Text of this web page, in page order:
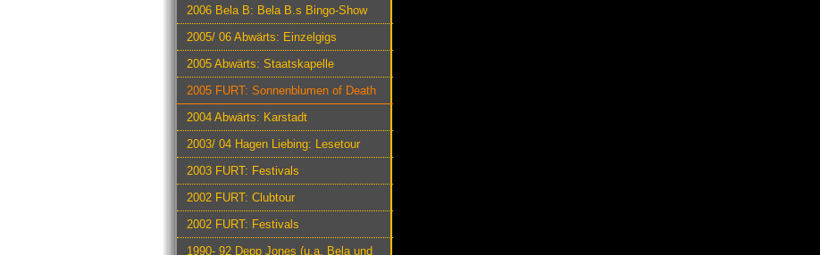
2006 Bela B: Bela B.s Bingo-Show
2005/ 06 Abwärts: Einzelgigs
2005 Abwärts: Staatskapelle
2005 FURT: Sonnenblumen of Death
2004 Abwärts: Karstadt
2003/ 04 Hagen Liebing: Lesetour
2003 FURT: Festivals
2002 FURT: Clubtour
2002 FURT: Festivals
1990- 92 Depp Jones (u.a. Bela und